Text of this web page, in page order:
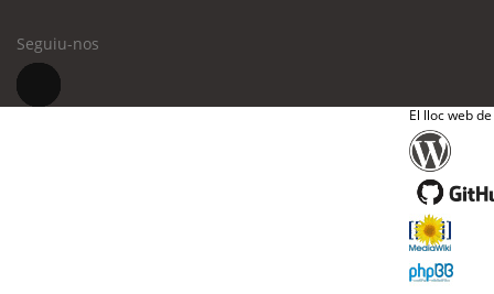
Seguiu-nos
El lloc web